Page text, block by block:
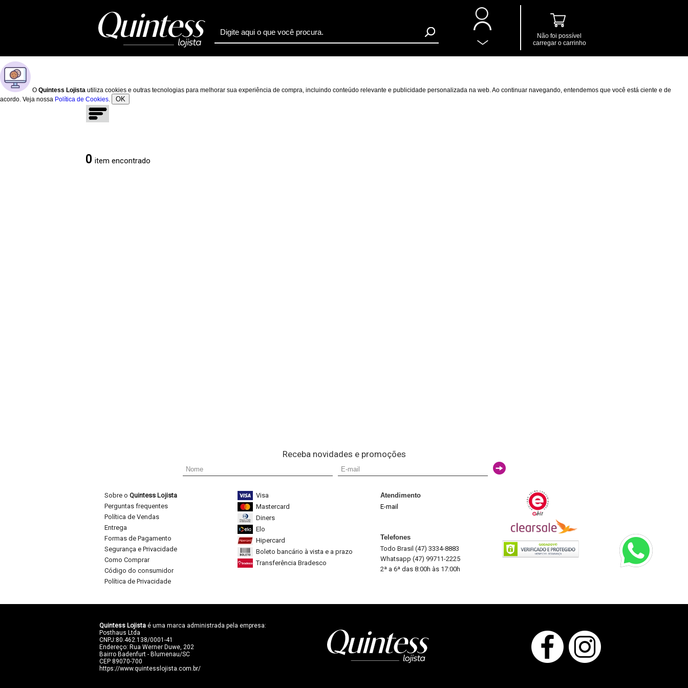
Não foi possível
carregar o carrinho
O Quintess Lojista utiliza cookies e outras tecnologias para melhorar sua experiência de compra, incluindo conteúdo relevante e publicidade personalizada na web. Ao continuar navegando, entendemos que você está ciente e de
acordo. Veja nossa Política de Cookies. OK
0 item encontrado
Receba novidades e promoções
Sobre o Quintess Lojista
Perguntas frequentes
Política de Vendas
Entrega
Formas de Pagamento
Segurança e Privacidade
Como Comprar
Código do consumidor
Política de Privacidade
Visa
Mastercard
Diners
Elo
Hipercard
Boleto bancário à vista e a prazo
Transferência Bradesco
Atendimento
E-mail
Telefones
Todo Brasil (47) 3334-8883
Whatsapp (47) 99711-2225
2ª a 6ª das 8:00h às 17:00h
Quintess Lojista é uma marca administrada pela empresa:
Posthaus Ltda
CNPJ:80.462.138/0001-41
Endereço: Rua Werner Duwe, 202
Bairro Badenfurt - Blumenau/SC
CEP 89070-700
https://www.quintesslojista.com.br/